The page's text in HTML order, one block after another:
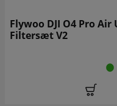
Flywoo DJI O4 Pro Air
Filtersæt V2